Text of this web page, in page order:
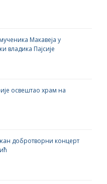
Макавеја у
владика Пајсије
освештао храм на
добротворни концерт